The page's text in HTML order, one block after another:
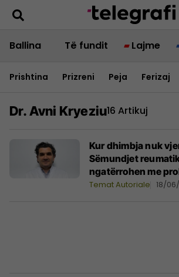
Ballina Të fundit Lajme
Prishtina Prizreni Peja Ferizaj
Dr. Avni Kryeziu16 Artikuj
Kur dhimbja nuk
Sëmundjet
ngatërrohen me
Temat Autoriale 18/